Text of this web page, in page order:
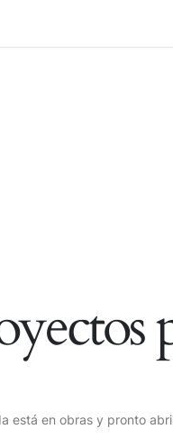
está en obras y pronto